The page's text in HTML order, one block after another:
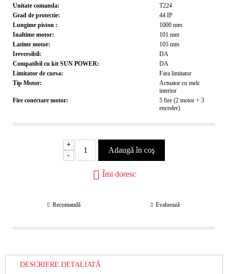
Unitate comanda:
T224
Grad de protectie:
44 IP
Lungime piston :
1000 mm
Inaltime motor:
101 mm
Latime motor:
105 mm
Ireversibil:
DA
Compatibil cu kit SUN POWER:
DA
Limitator de cursa:
Fara limitator
Tip Motor:
Actuator cu melc
interior
Fire conectare motor:
5 fire (2 motor + 3
encoder)
+
-
Îmi doresc
Recomandă Evaluează
DESCRIERE DETALIATĂ